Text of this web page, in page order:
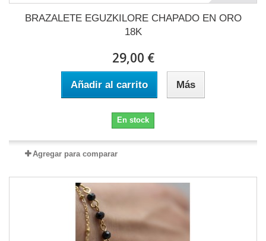
BRAZALETE EGUZKILORE CHAPADO EN ORO
18K
29,00 €
Añadir al carrito Más
En stock
Agregar para comparar